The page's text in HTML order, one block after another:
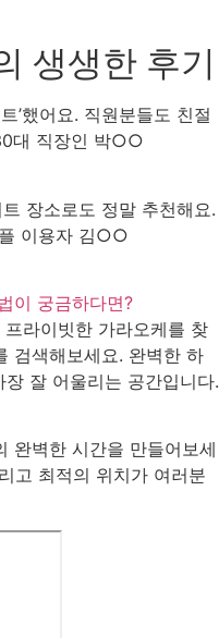
생생한 후기
’했어요. 직원분들도 친절
대 직장인 박○○
장소로도 정말 추천해요.
플 이용자 김○○
이 궁금하다면?
라이빗한 가라오케를 찾
검색해보세요. 완벽한 하
잘 어울리는 공간입니다.
완벽한 시간을 만들어보세
고 최적의 위치가 여러분